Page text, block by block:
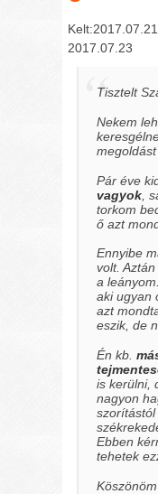
2017.07.23
Tisztelt
Nekem
megoldást
Pár éve
vagyok ,
torkom
ő azt
Ennyibe
volt.
a
aki ugyan
azt
eszik, de
Én kb.
is kerülni,
nagyon
Ebben
tehetek